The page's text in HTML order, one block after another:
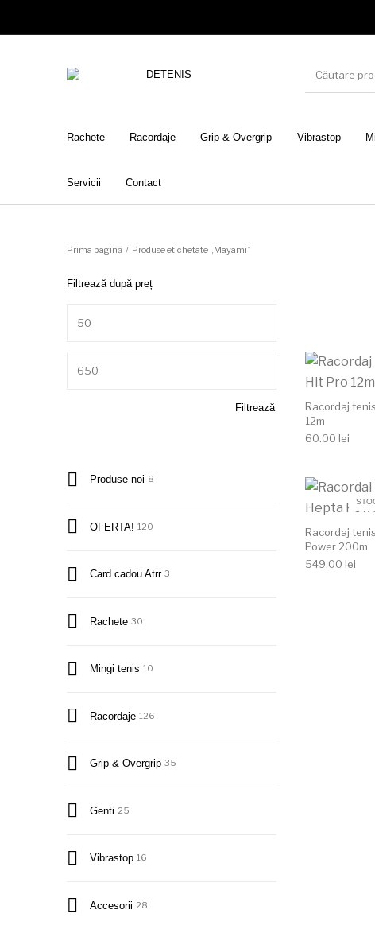
Rachete Racordaje Grip & Overgrip Vibrastop
Servicii Contact
Prima pagină / Produse etichetate „Mayami”
Filtrează după preț
Filtrează
Produse noi 8
OFERTA! 120
Card cadou Atrr 3
Rachete 30
Mingi tenis 10
Racordaje 126
Grip & Overgrip 35
Genti 25
Vibrastop 16
Accesorii 28
Racordaj
12m
60.00 lei
Racordaj
Power 200m
549.00 lei